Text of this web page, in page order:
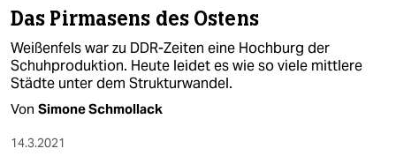
abo
genossenschaft
epaper login
Das Pirmasens des Ostens
Weißenfels war zu DDR-Zeiten eine Hochburg der
Schuhproduktion. Heute leidet es wie so viele mittlere
Städte unter dem Strukturwandel.
Von Simone Schmollack
14.3.2021